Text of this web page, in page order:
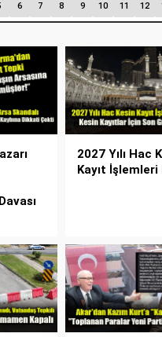
6 7 8 9 10 11 12
2027 Yılı Hac
Kayıt İşlemleri